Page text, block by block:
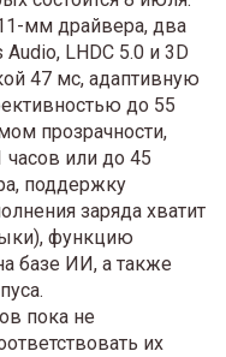
мм драйвера, два
LHDC 5.0 и 3D
47 мс, адаптивную
до 55
прозрачности,
или до 45
поддержку
заряда хватит
функцию
базе ИИ, а также
пока не
их